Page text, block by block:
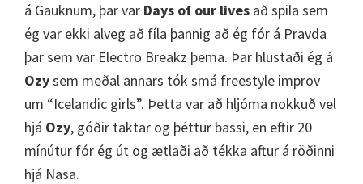
á Gauknum, þar var Days of our lives að spila sem
ég var ekki alveg að fíla þannig að ég fór á Pravda
þar sem var Electro Breakz þema. Þar hlustaði ég á
Ozysem meðal annars tók smá freestyle improv
um “Icelandic girls”. Þetta var að hljóma nokkuð vel
hjá Ozy, góðir taktar og þéttur bassi, en eftir 20
mínútur fór ég út og ætlaði að tékka aftur á röðinni
hjá Nasa.